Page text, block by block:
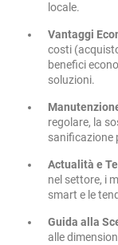
locale.
Vantaggi
costi
benefici
soluzioni.
regolare, la
sanificazione
Actualità e
nel settore, i
smart e le
Guida alla
alle